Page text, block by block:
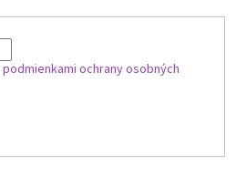
podmienkami ochrany osobných